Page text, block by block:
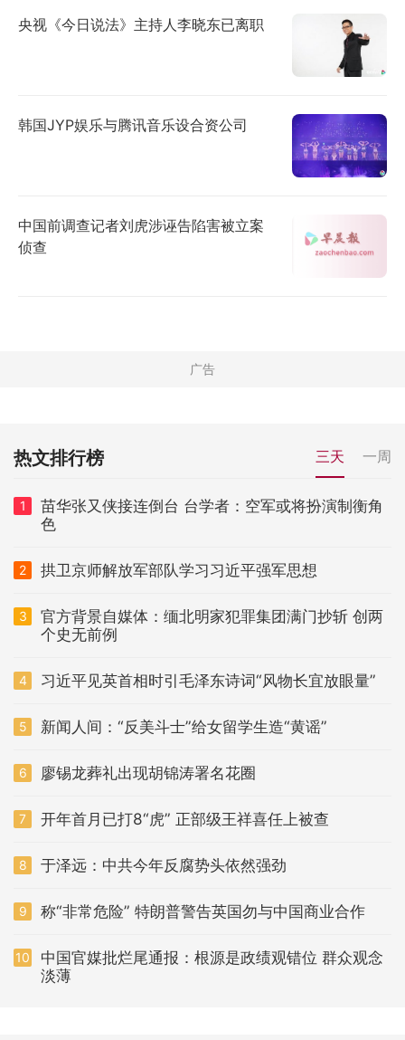
央视《今日说法》主持人李晓东已离职
韩国JYP娱乐与腾讯音乐设合资公司
中国前调查记者刘虎涉诬告陷害被立案
侦查
热文排行榜 三天 一周
1
苗华张又侠接连倒台 台学者：空军或将扮演制衡角
色
2 拱卫京师解放军部队学习习近平强军思想
3
官方背景自媒体：缅北明家犯罪集团满门抄斩 创两
个史无前例
4 习近平见英首相时引毛泽东诗词“风物长宜放眼量”
5 新闻人间：“反美斗士”给女留学生造“黄谣”
6 廖锡龙葬礼出现胡锦涛署名花圈
7 开年首月已打8“虎” 正部级王祥喜任上被查
8 于泽远：中共今年反腐势头依然强劲
9 称“非常危险” 特朗普警告英国勿与中国商业合作
10
中国官媒批烂尾通报：根源是政绩观错位 群众观念
淡薄